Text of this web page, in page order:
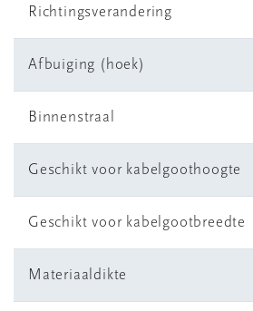
Richtingsverandering
Afbuiging (hoek)
Binnenstraal
Geschikt voor kabelgoothoogte
Geschikt voor kabelgootbreedte
Materiaaldikte